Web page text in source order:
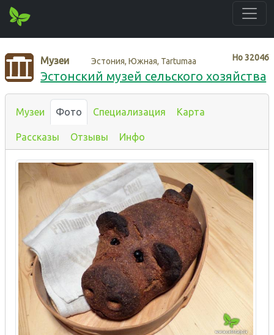
Нo32046
Музеи Эстония, Южная, Tartumaa
Эстонский музей сельского хозяйства
Музеи Фото Специализация Карта
Рассказы Отзывы Инфо